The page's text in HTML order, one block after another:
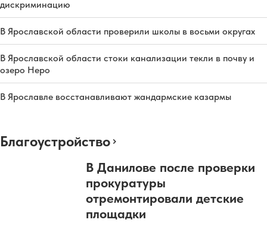
дискриминацию
В Ярославской области проверили школы в восьми округах
В Ярославской области стоки канализации текли в почву и
озеро Неро
В Ярославле восстанавливают жандармские казармы
Благоустройство
В Данилове после проверки
прокуратуры
отремонтировали детские
площадки